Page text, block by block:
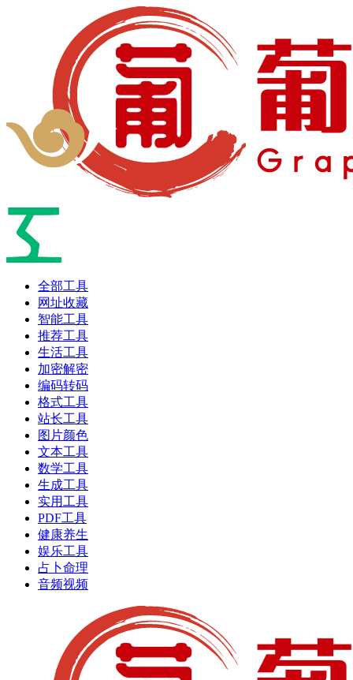
全部工具
网址收藏
智能工具
推荐工具
生活工具
加密解密
编码转码
格式工具
站长工具
图片颜色
文本工具
数学工具
生成工具
实用工具
PDF工具
健康养生
娱乐工具
占卜命理
音频视频